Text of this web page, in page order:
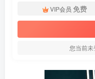
VIP会员 免费
您当前